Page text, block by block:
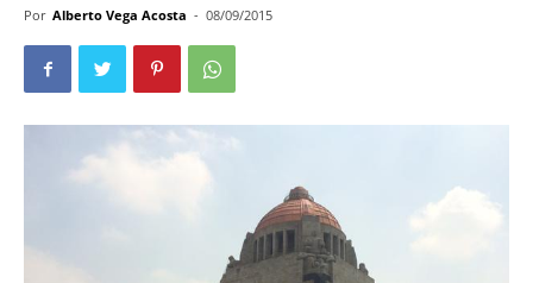
Por Alberto Vega Acosta - 08/09/2015